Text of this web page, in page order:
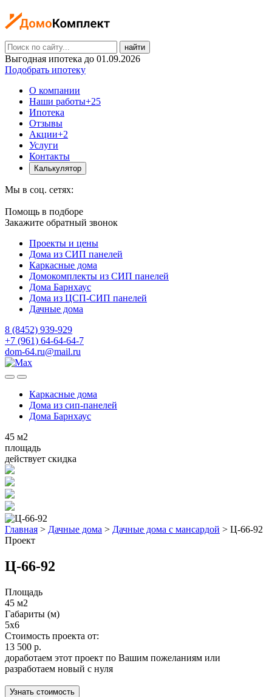
найти
Выгодная ипотека до 01.09.2026
Подобрать ипотеку
О компании
Наши работы+25
Ипотека
Отзывы
Акции+2
Услуги
Контакты
Калькулятор
Мы в соц. сетях:
Помощь в подборе
Закажите обратный звонок
Проекты и цены
Дома из СИП панелей
Каркасные дома
Домокомплекты из СИП панелей
Дома Барнхаус
Дома из ЦСП-СИП панелей
Дачные дома
8 (8452) 939-929
+7 (961) 64-64-64-7
dom-64.ru@mail.ru
Каркасные дома
Дома из сип-панелей
Дома Барнхаус
45 м2
площадь
действует скидка
Главная > Дачные дома > Дачные дома с мансардой > Ц-66-92
Проект
Ц-66-92
Площадь
45 м2
Габариты (м)
5x6
Стоимость проекта от:
13 500 р.
доработаем этот проект по Вашим пожеланиям или
разработаем новый с нуля
Узнать стоимость